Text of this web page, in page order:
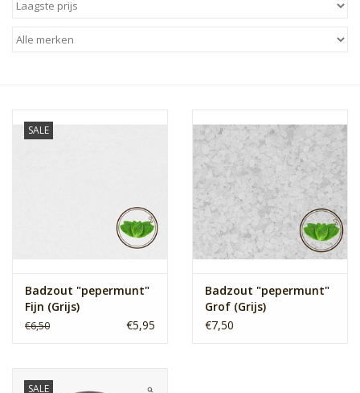
Blogs
Contact
SALE
Badzout "pepermunt"
Fijn (Grijs)
€6,50 €5,95
Badzout "pepermunt"
Grof (Grijs)
€7,50
SALE